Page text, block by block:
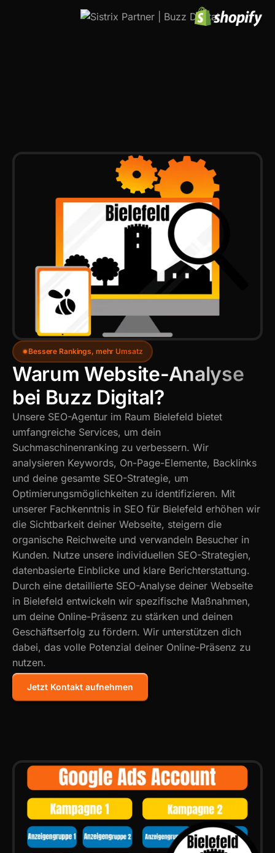
Bessere Rankings, mehr Umsatz
Warum Website-Analyse
bei Buzz Digital?
Unsere SEO-Agentur im Raum Bielefeld bietet
umfangreiche Services, um dein
Suchmaschinenranking zu verbessern. Wir
analysieren Keywords, On-Page-Elemente, Backlinks
und deine gesamte SEO-Strategie, um
Optimierungsmöglichkeiten zu identifizieren. Mit
unserer Fachkenntnis in SEO für Bielefeld erhöhen wir
die Sichtbarkeit deiner Webseite, steigern die
organische Reichweite und verwandeln Besucher in
Kunden. Nutze unsere individuellen SEO-Strategien,
datenbasierte Einblicke und klare Berichterstattung.
Durch eine detaillierte SEO-Analyse deiner Webseite
in Bielefeld entwickeln wir spezifische Maßnahmen,
um deine Online-Präsenz zu stärken und deinen
Geschäftserfolg zu fördern. Wir unterstützen dich
dabei, das volle Potenzial deiner Online-Präsenz zu
nutzen.
Jetzt Kontakt aufnehmen